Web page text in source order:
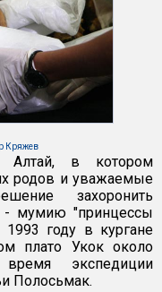
Кряжев
Алтай, в котором
родов и уважаемые
захоронить
- мумию "принцессы
году в кургане
плато Укок около
экспедиции
Полосьмак.